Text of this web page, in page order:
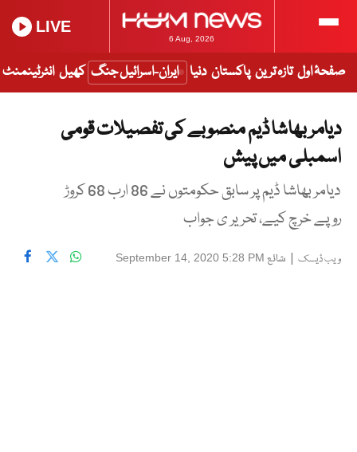
6 Aug, 2026
LIVE
صفحۂ اول تازہ ترین پاکستان دنیا ایران-اسرائیل جنگ کھیل انٹرٹینمنٹ
دیامر بھاشا ڈیم منصوبے کی تفصیلات قومی
اسمبلی میں پیش
دیامر بھاشا ڈیم پر سابق حکومتوں نے 86 ارب 68 کروڑ
روپے خرچ کیے، تحریر ی جواب
ویب ڈیسک | شائع September 14, 2020 5:28 PM